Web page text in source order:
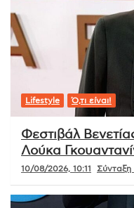
Lifestyle Ό,τι είναι!
Φεστιβάλ
Λούκα
10/08/2026, 10:11